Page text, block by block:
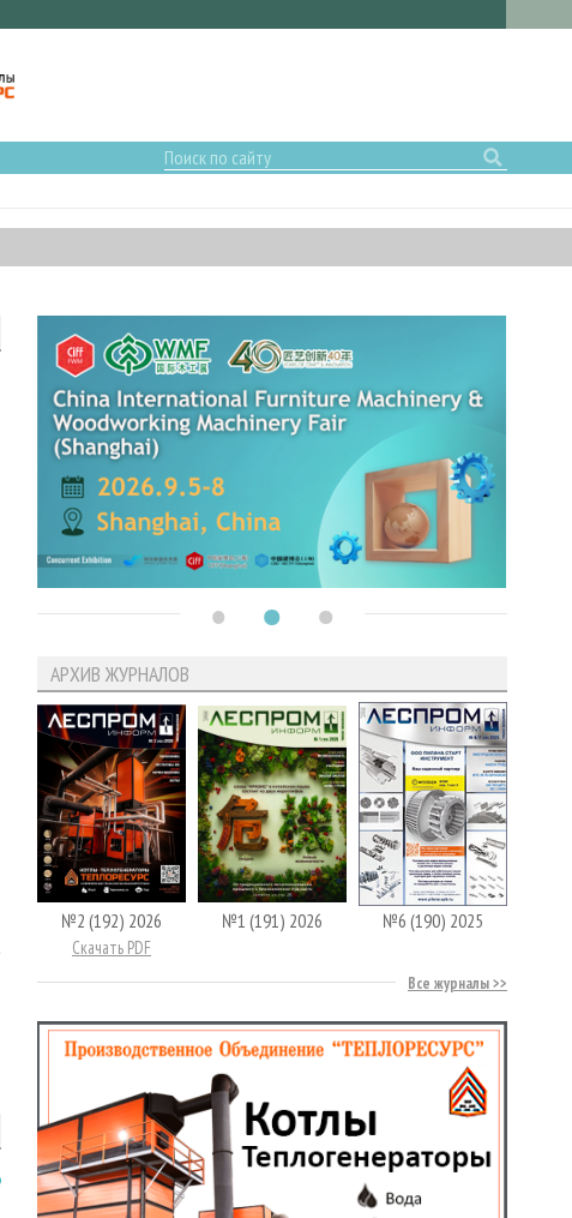
АРХИВ ЖУРНАЛОВ
№2 (192) 2026
Скачать PDF
№1 (191) 2026 №6 (190) 2025
Все журналы